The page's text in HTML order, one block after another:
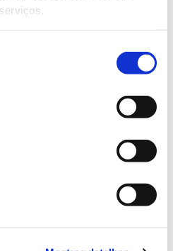
espécies em risco:
em acácia-das-espigas: